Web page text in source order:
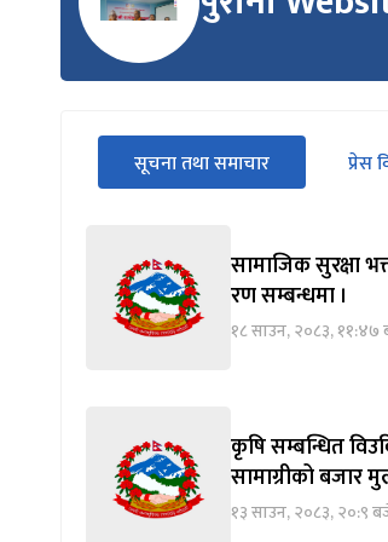
सीधा
पहिलो
जानुहोस्
सूचना तथा समाचार
(सक्रिय ट्याब)
प्रेस
सामाजिक सुरक्षा
रण सम्बन्धमा ।
१८ साउन, २०८३, ११:४७
कृषि सम्बन्धित
सामाग्रीको बजार
१३ साउन, २०८३, २०:९